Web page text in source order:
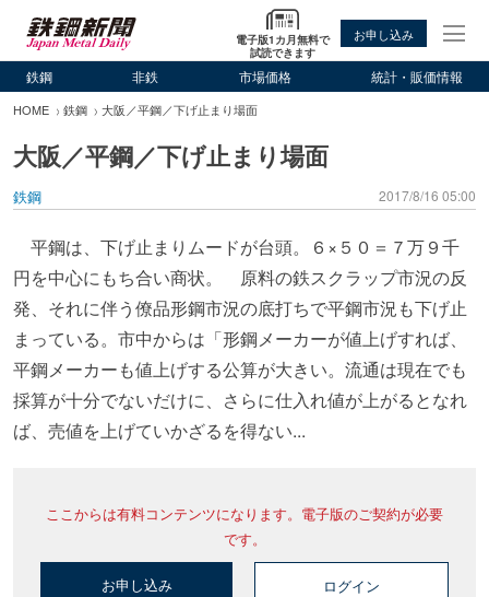
電子版1カ月無料で
試読できます
お申し込み
鉄鋼 非鉄 市場価格 統計・販価情報
HOME 鉄鋼 大阪／平鋼／下げ止まり場面
大阪／平鋼／下げ止まり場面
鉄鋼 2017/8/16 05:00
平鋼は、下げ止まりムードが台頭。６×５０＝７万９千
円を中心にもち合い商状。 原料の鉄スクラップ市況の反
発、それに伴う僚品形鋼市況の底打ちで平鋼市況も下げ止
まっている。市中からは「形鋼メーカーが値上げすれば、
平鋼メーカーも値上げする公算が大きい。流通は現在でも
採算が十分でないだけに、さらに仕入れ値が上がるとなれ
ば、売値を上げていかざるを得ない...
ここからは有料コンテンツになります。電子版のご契約が必要
です。
お申し込み ログイン